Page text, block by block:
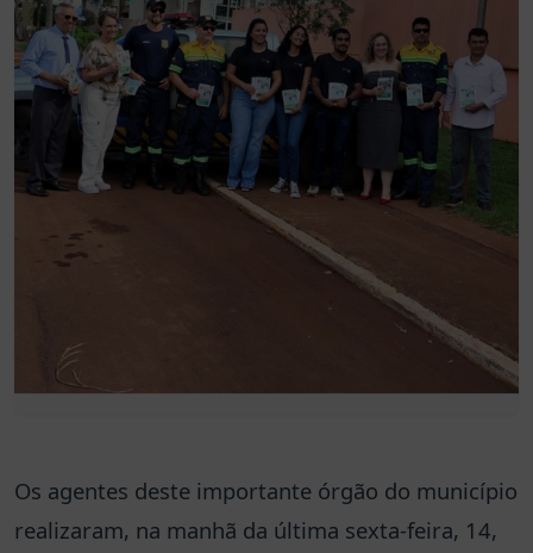
Os agentes deste importante órgão do município
realizaram, na manhã da última sexta-feira, 14,